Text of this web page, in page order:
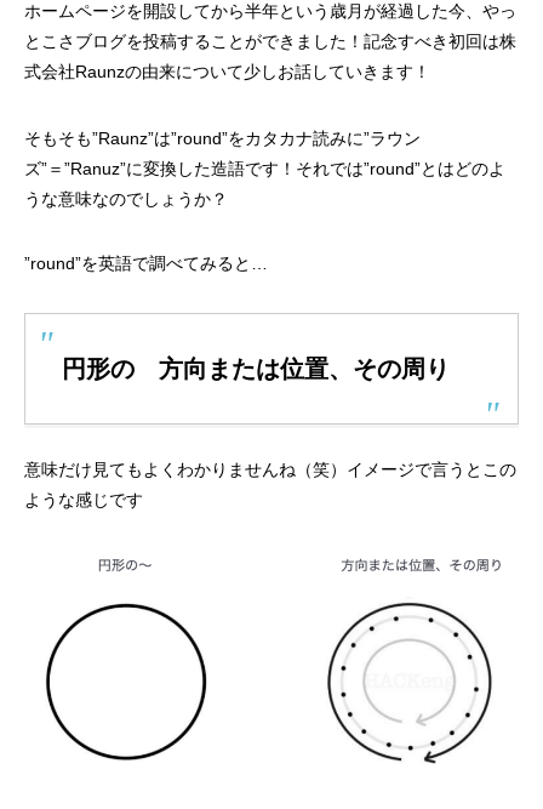
ホームページを開設してから半年という歳月が経過した今、やっ
とこさブログを投稿することができました！記念すべき初回は株
式会社Raunzの由来について少しお話していきます！
そもそも”Raunz”は”round”をカタカナ読みに”ラウン
ズ”＝”Ranuz”に変換した造語です！それでは”round”とはどのよ
うな意味なのでしょうか？
”round”を英語で調べてみると…
円形の 方向または位置、その周り
意味だけ見てもよくわかりませんね（笑）イメージで言うとこの
ような感じです